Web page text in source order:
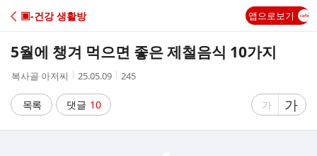
C
A
▣-건강 생활방 앱으로보기
5월에 챙겨 먹으면 좋은 제철음식 10가지
작
자
복사골 아저씨
작
시
간
25.05.09
조
245
목록 댓글 10
글
가
글
자
가